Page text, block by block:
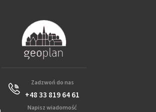
Zadzwoń do nas
+48 33 819 64 61
Napisz wiadomość